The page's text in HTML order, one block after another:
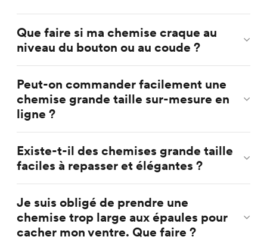
Que faire si ma chemise craque au
niveau du bouton ou au coude ?
Peut-on commander facilement une
chemise grande taille sur-mesure en
ligne ?
Existe-t-il des chemises grande taille
faciles à repasser et élégantes ?
Je suis obligé de prendre une
chemise trop large aux épaules pour
cacher mon ventre. Que faire ?